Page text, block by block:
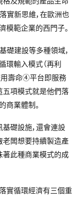
實新思維，在歐洲也
模範企業的西門子。
礎建設等多種領域，
輸入模式（再利
用壽命④平台即服務
五項模式就是他們落
商業體制。
礎設施，還會連設
老闆想要持續製造產
著此種商業模式的成
實循環經濟有三個重